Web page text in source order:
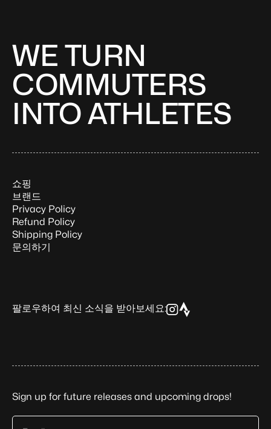
WE TURN
COMMUTERS
INTO ATHLETES
쇼핑
브랜드
Privacy Policy
Refund Policy
Shipping Policy
문의하기
팔로우하여 최신 소식을 받아보세요:
Sign up for future releases and upcoming drops!
Email